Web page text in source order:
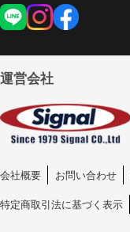
運営会社
会社概要 お問い合わせ
特定商取引法に基づく表示